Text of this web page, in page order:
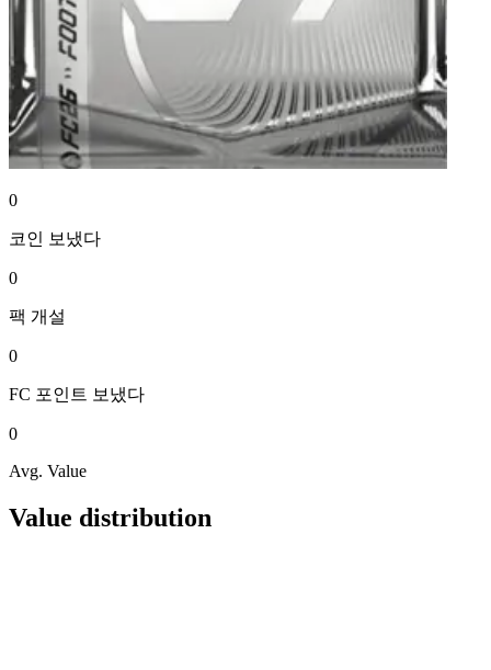
0
코인 보냈다
0
팩 개설
0
FC 포인트 보냈다
0
Avg. Value
Value distribution